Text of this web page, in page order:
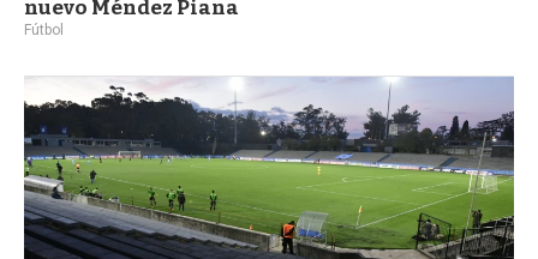
nuevo Méndez Piana
Fútbol